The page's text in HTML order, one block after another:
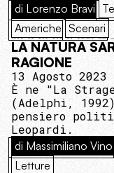
di Lorenzo Bravi
Americhe Scenari
LA NATURA
RAGIONE
13 Agosto 2023
È ne "La
(Adelphi,
pensiero
Leopardi.
di Massimiliano Vino
Letture